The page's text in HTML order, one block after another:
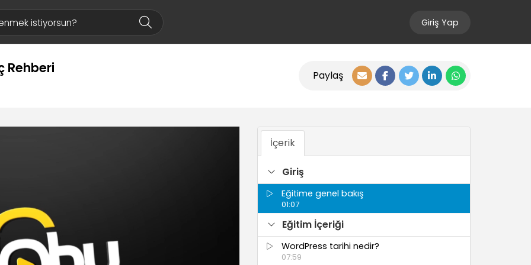
Giriş Yap
Rehberi Paylaş
İçerik
Giriş
Eğitime genel bakış
01:07
Eğitim İçeriği
WordPress tarihi nedir?
07:59